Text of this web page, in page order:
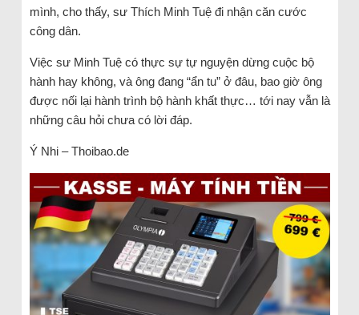
mình, cho thấy, sư Thích Minh Tuệ đi nhận căn cước
công dân.
Việc sư Minh Tuệ có thực sự tự nguyện dừng cuộc bộ
hành hay không, và ông đang “ẩn tu” ở đâu, bao giờ ông
được nối lại hành trình bộ hành khất thực… tới nay vẫn là
những câu hỏi chưa có lời đáp.
Ý Nhi – Thoibao.de